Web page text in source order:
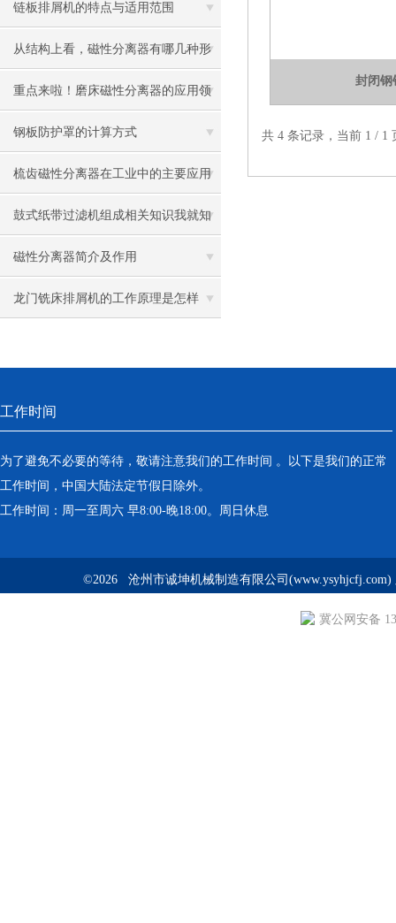
链板排屑机的特点与适用范围
从结构上看，磁性分离器有哪几种形
式？
重点来啦！磨床磁性分离器的应用领
域及特点
钢板防护罩的计算方式
梳齿磁性分离器在工业中的主要应用
鼓式纸带过滤机组成相关知识我就知
道这些了
磁性分离器简介及作用
龙门铣床排屑机的工作原理是怎样
封闭钢
共 4 条记录，当前 1 /
工作时间
为了避免不必要的等待，敬请注意我们的工作时间 。以下是我们的正常
工作时间，中国大陆法定节假日除外。
工作时间：周一至周六 早8:00-晚18:00。周日休息
©2026 沧州市诚坤机械制造有限公司
冀公网安备